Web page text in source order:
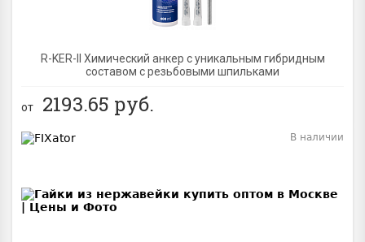
R-KER-II Химический анкер с уникальным гибридным
составом с резьбовыми шпильками
от 2193.65 руб.
В наличии